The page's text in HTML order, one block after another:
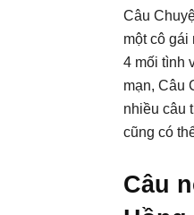
Câu
một cô
4 mối tình
mạn, Câu
nhiều câu
cũng có
Câu